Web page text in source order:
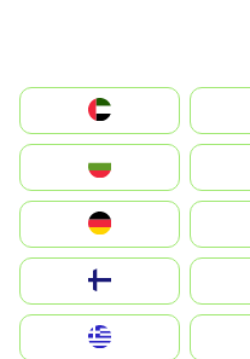
الإمارات العربية المتحدة
Switzerland
Deutschland
United Kingdom
Magyarország